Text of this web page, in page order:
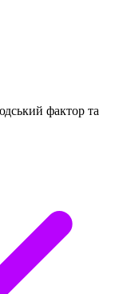
фактор та